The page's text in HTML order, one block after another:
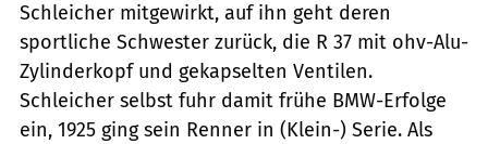
Schleicher mitgewirkt, auf ihn geht deren
sportliche Schwester zurück, die R 37 mit ohv-Alu-
Zylinderkopf und gekapselten Ventilen.
Schleicher selbst fuhr damit frühe BMW-Erfolge
ein, 1925 ging sein Renner in (Klein-) Serie. Als